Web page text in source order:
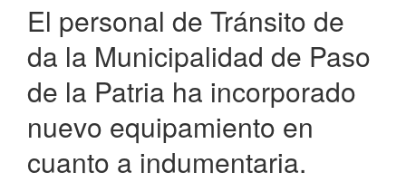
capacita
El personal de Tránsito de
da la Municipalidad de Paso
de la Patria ha incorporado
nuevo equipamiento en
cuanto a indumentaria.